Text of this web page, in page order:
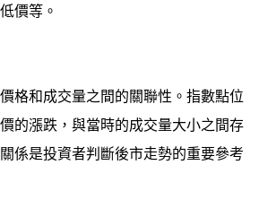
價等。
格和成交量之間的關聯性。指數點位
的漲跌，與當時的成交量大小之間存
係是投資者判斷後市走勢的重要參考